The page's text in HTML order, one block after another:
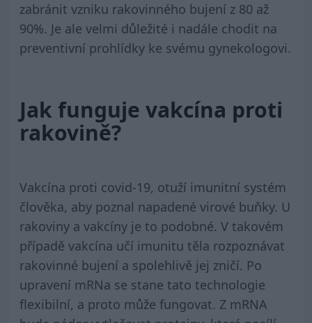
zabránit vzniku rakovinného bujení z 80 až
90%. Je ale velmi důležité i nadále chodit na
preventivní prohlídky ke svému gynekologovi.
Jak funguje vakcína proti
rakovině?
Vakcína proti covid-19, otuží imunitní systém
člověka, aby poznal napadené virové buňky. U
rakoviny a vakcíny je to podobné. V takovém
případě vakcína učí imunitu těla rozpoznávat
rakovinné bujení a spolehlivě jej zničí. Po
upravení mRNa se stane tato technologie
flexibilní, a proto může fungovat. Z mRNA